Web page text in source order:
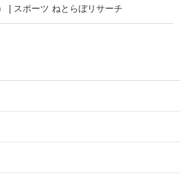
| スポーツ ねとらぼリサーチ